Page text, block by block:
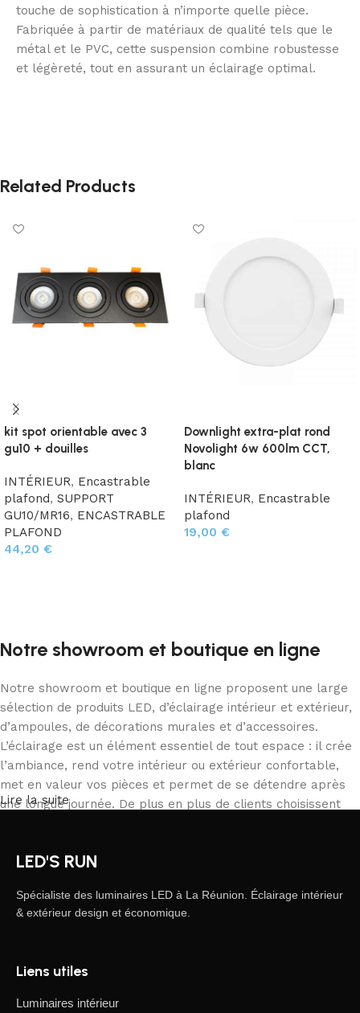
touche de sophistication à n’importe quelle pièce.
Fabriquée à partir de matériaux de qualité tels que le
métal et le PVC, cette suspension combine robustesse
et légèreté, tout en assurant un éclairage optimal.
Related Products
kit spot orientable avec 3
gu10 + douilles
INTÉRIEUR, Encastrable
plafond, SUPPORT
GU10/MR16, ENCASTRABLE
PLAFOND
44,20 €
Downlight extra-plat rond
Novolight 6w 600lm CCT,
blanc
INTÉRIEUR, Encastrable
plafond
19,00 €
Notre showroom et boutique en ligne
Notre showroom et boutique en ligne proposent une large
sélection de produits LED, d’éclairage intérieur et extérieur,
d’ampoules, de décorations murales et d’accessoires.
L’éclairage est un élément essentiel de tout espace : il crée
l’ambiance, rend votre intérieur ou extérieur confortable,
met en valeur vos pièces et permet de se détendre après
une longue journée. De plus en plus de clients choisissent
correspond à leurs besoins. Notre catalogue inclut des
professionnels.
Les fabricants de luminaires LED proposent des créations
fascinantes : on y trouve des produits standards et des
Lire la suite
LED'S RUN
Spécialiste des luminaires LED à La Réunion. Éclairage intérieur
& extérieur design et économique.
Liens utiles
Luminaires intérieur